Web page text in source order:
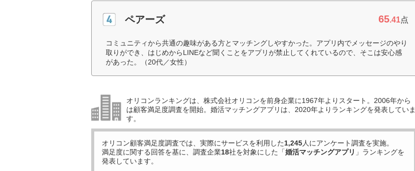
ペアーズ 65.41点
コミュニティから共通の趣味がある方とマッチングしやすかった。アプリ内でメッセージのやり
取りができ、はじめからLINEなど聞くことをアプリが禁止してくれているので、そこは安心感
があった。（20代／女性）
オリコンランキングは、株式会社オリコンを前身企業に1967年よりスタート。2006年から
は顧客満足度調査を開始。婚活マッチングアプリは、2020年よりランキングを発表していま
す。
オリコン顧客満足度調査では、実際にサービスを利用した1,245人にアンケート調査を実施。
満足度に関する回答を基に、調査企業18社を対象にした「婚活マッチングアプリ 」ランキングを
発表しています。